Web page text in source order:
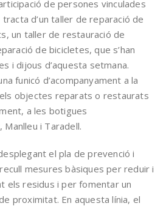
de persones vinculades
d’un taller de reparació de
un taller de restauració de
de bicicletes, que s’han
i dijous d’aquesta setmana.
funicó d’acompanyament a la
objectes reparats o restaurats
a les botigues
Manlleu i Taradell.
el pla de prevenció i
mesures bàsiques per reduir i
els residus i per fomentar un
proximitat. En aquesta línia, el